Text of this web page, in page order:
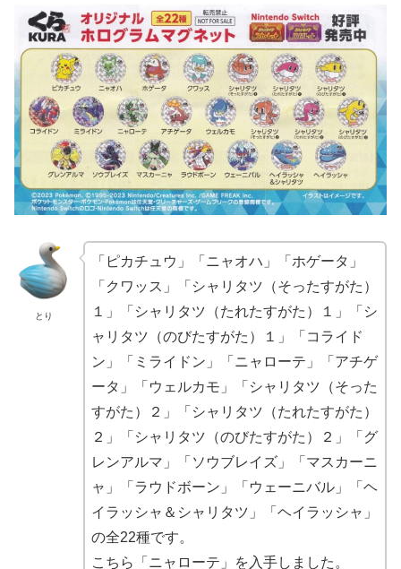
とり
「ピカチュウ」「ニャオハ」「ホゲータ」
「クワッス」「シャリタツ（そったすがた）
１」「シャリタツ（たれたすがた）１」「シ
ャリタツ（のびたすがた）１」「コライド
ン」「ミライドン」「ニャローテ」「アチゲ
ータ」「ウェルカモ」「シャリタツ（そった
すがた）２」「シャリタツ（たれたすがた）
２」「シャリタツ（のびたすがた）２」「グ
レンアルマ」「ソウブレイズ」「マスカーニ
ャ」「ラウドボーン」「ウェーニバル」「ヘ
イラッシャ＆シャリタツ」「ヘイラッシャ」
の全22種です。
こちら「ニャローテ」を入手しました。